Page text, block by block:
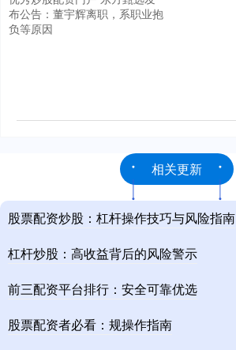
布公告：董宇辉离职，系职业抱
负等原因
相关更新
股票配资炒股：杠杆操作技巧与风险指南
杠杆炒股：高收益背后的风险警示
前三配资平台排行：安全可靠优选
股票配资者必看：规操作指南